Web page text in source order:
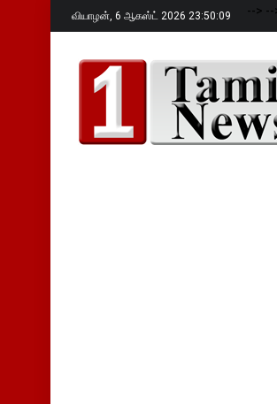
வியாழன், 6 ஆகஸ்ட் 2026 23:50:11 --> --